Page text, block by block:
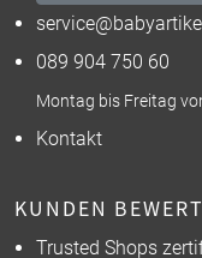
089 904 750 60
Montag bis Freitag
Kontakt
KUNDEN
Trusted Shops